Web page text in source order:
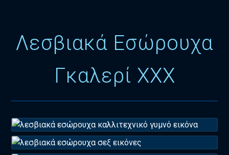
Λεσβιακά Εσώρουχα
Γκαλερί XXX